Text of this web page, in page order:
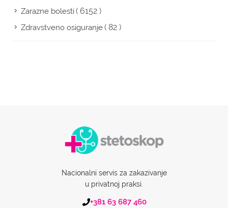
Zarazne bolesti( 6152 )
Zdravstveno osiguranje( 82 )
Nacionalni servis za zakazivanje
u privatnoj praksi.
+381 63 687 460